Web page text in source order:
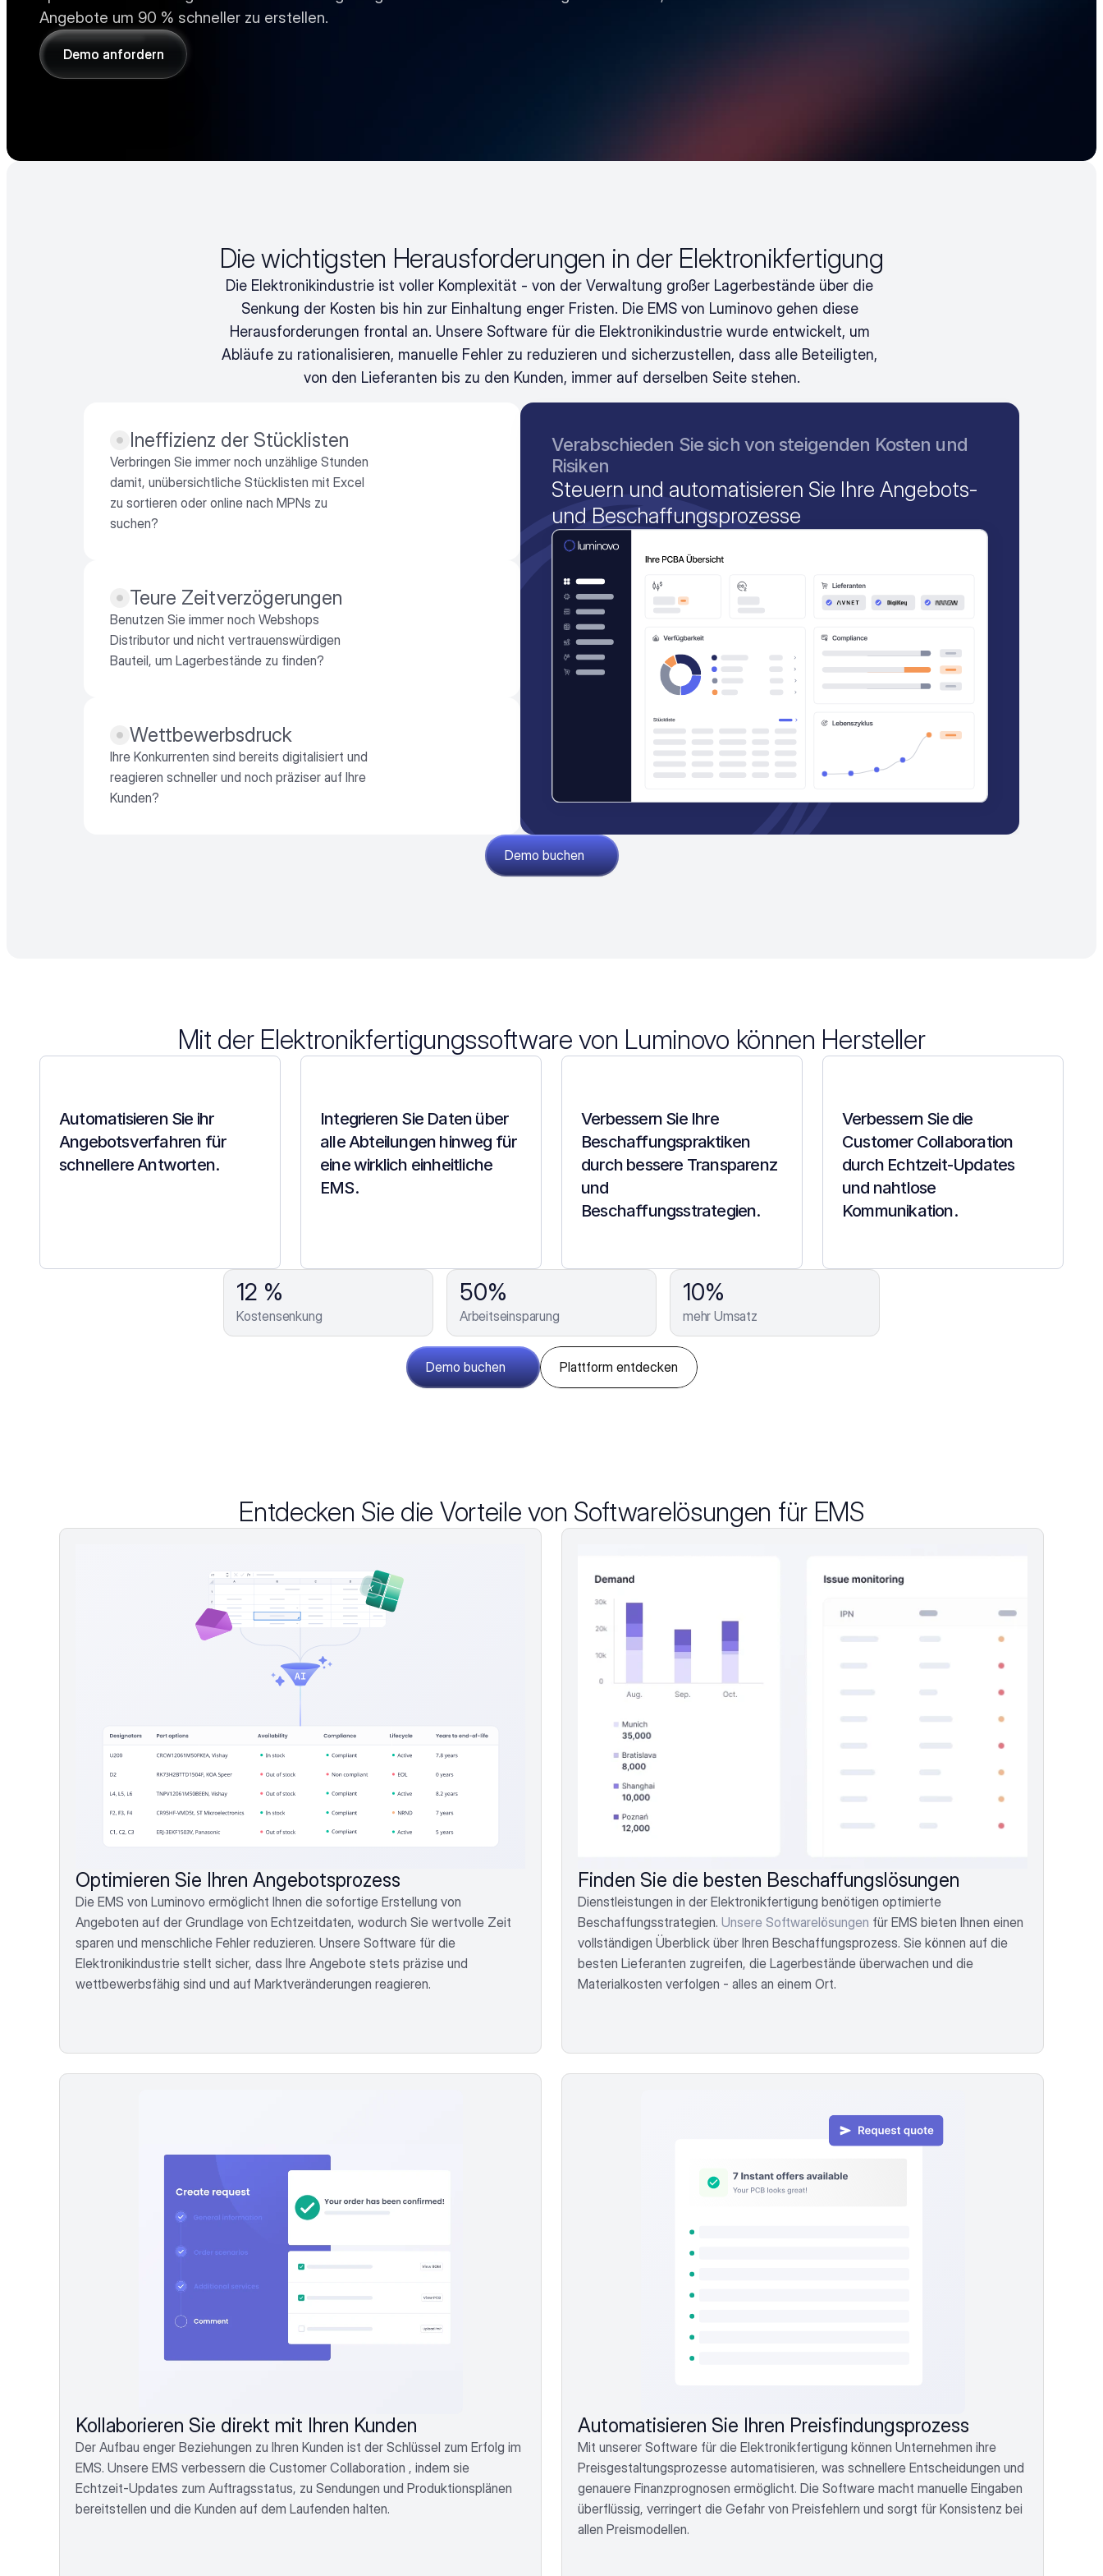
Angebote um 90 % schneller zu erstellen.
Demo anfordern
Demo anfordern
Die wichtigsten Herausforderungen in der Elektronikfertigung
Die Elektronikindustrie ist voller Komplexität - von der Verwaltung großer Lagerbestände über die
Senkung der Kosten bis hin zur Einhaltung enger Fristen. Die EMS von Luminovo gehen diese
Herausforderungen frontal an. Unsere Software für die Elektronikindustrie wurde entwickelt, um
Abläufe zu rationalisieren, manuelle Fehler zu reduzieren und sicherzustellen, dass alle Beteiligten,
von den Lieferanten bis zu den Kunden, immer auf derselben Seite stehen.
Ineffizienz der Stücklisten
Verbringen Sie immer noch unzählige Stunden
damit, unübersichtliche Stücklisten mit Excel
zu sortieren oder online nach MPNs zu
suchen?
Teure Zeitverzögerungen
Benutzen Sie immer noch Webshops
Distributor und nicht vertrauenswürdigen
Bauteil, um Lagerbestände zu finden?
Wettbewerbsdruck
Ihre Konkurrenten sind bereits digitalisiert und
reagieren schneller und noch präziser auf Ihre
Kunden?
Verabschieden Sie sich von steigenden Kosten und
Risiken
Steuern und automatisieren Sie Ihre Angebots-
und Beschaffungsprozesse
Demo buchen
Mit der Elektronikfertigungssoftware von Luminovo können Hersteller
Automatisieren Sie ihr
Angebotsverfahren für
schnellere Antworten.
Integrieren Sie Daten über
alle Abteilungen hinweg für
eine wirklich einheitliche
EMS.
Verbessern Sie Ihre
Beschaffungspraktiken
durch bessere Transparenz
und
Beschaffungsstrategien.
Verbessern Sie die
Customer Collaboration
durch Echtzeit-Updates
und nahtlose
Kommunikation.
12 %
Kostensenkung
50%
Arbeitseinsparung
10%
mehr Umsatz
Demo buchen Plattform entdecken
Entdecken Sie die Vorteile von Softwarelösungen für EMS
Optimieren Sie Ihren Angebotsprozess
Die EMS von Luminovo ermöglicht Ihnen die sofortige Erstellung von
Angeboten auf der Grundlage von Echtzeitdaten, wodurch Sie wertvolle Zeit
sparen und menschliche Fehler reduzieren. Unsere Software für die
Elektronikindustrie stellt sicher, dass Ihre Angebote stets präzise und
wettbewerbsfähig sind und auf Marktveränderungen reagieren.
Finden Sie die besten Beschaffungslösungen
Dienstleistungen in der Elektronikfertigung benötigen optimierte
Beschaffungsstrategien. Unsere Softwarelösungen für EMS bieten Ihnen einen
vollständigen Überblick über Ihren Beschaffungsprozess. Sie können auf die
besten Lieferanten zugreifen, die Lagerbestände überwachen und die
Materialkosten verfolgen - alles an einem Ort.
Kollaborieren Sie direkt mit Ihren Kunden
Der Aufbau enger Beziehungen zu Ihren Kunden ist der Schlüssel zum Erfolg im
EMS. Unsere EMS verbessern die Customer Collaboration , indem sie
Echtzeit-Updates zum Auftragsstatus, zu Sendungen und Produktionsplänen
bereitstellen und die Kunden auf dem Laufenden halten.
Automatisieren Sie Ihren Preisfindungsprozess
Mit unserer Software für die Elektronikfertigung können Unternehmen ihre
Preisgestaltungsprozesse automatisieren, was schnellere Entscheidungen und
genauere Finanzprognosen ermöglicht. Die Software macht manuelle Eingaben
überflüssig, verringert die Gefahr von Preisfehlern und sorgt für Konsistenz bei
allen Preismodellen.